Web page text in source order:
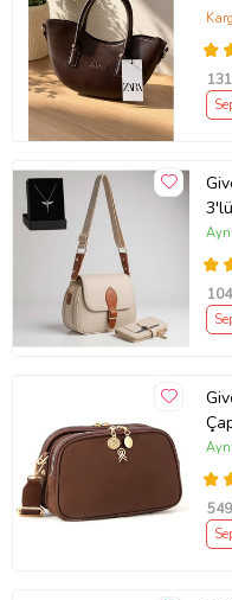
Givenza
549